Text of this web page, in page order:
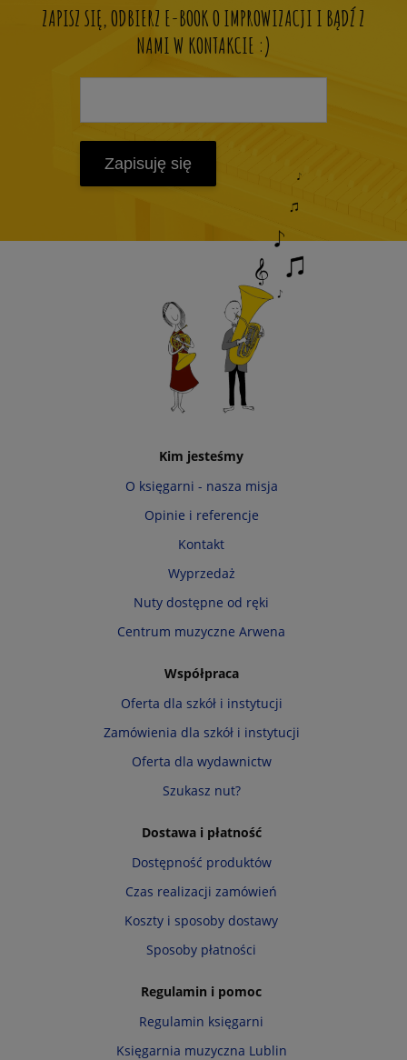
ZAPISZ SIĘ, ODBIERZ E-BOOK O IMPROWIZACJI I BĄDŹ Z
NAMI W KONTAKCIE :)
Zapisuję się
Kim jesteśmy
O księgarni - nasza misja
Opinie i referencje
Kontakt
Wyprzedaż
Nuty dostępne od ręki
Centrum muzyczne Arwena
Współpraca
Oferta dla szkół i instytucji
Zamówienia dla szkół i instytucji
Oferta dla wydawnictw
Szukasz nut?
Dostawa i płatność
Dostępność produktów
Czas realizacji zamówień
Koszty i sposoby dostawy
Sposoby płatności
Regulamin i pomoc
Regulamin księgarni
Księgarnia muzyczna Lublin